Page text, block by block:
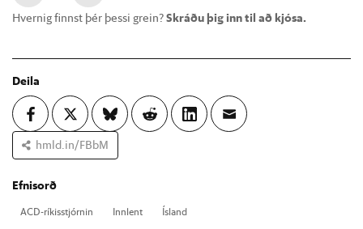
Hvernig finnst þér þessi grein?Skráðu þig inn til að kjósa.
Deila
hmld.in/FBbM
Efnisorð
ACD-rík­is­stjórn­in Inn­lent
Ís­land